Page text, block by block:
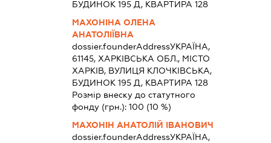
БУДИНОК 195 Д, КВАРТИРА 128
МАХОНІНА ОЛЕНА
АНАТОЛІЇВНА
dossier.founderAddressУКРАЇНА,
61145, ХАРКІВСЬКА ОБЛ., МІСТО
ХАРКІВ, ВУЛИЦЯ КЛОЧКІВСЬКА,
БУДИНОК 195 Д, КВАРТИРА 128
Розмір внеску до статутного
фонду (грн.):100 (10 %)
МАХОНІН АНАТОЛІЙ ІВАНОВИЧ
dossier.founderAddressУКРАЇНА,